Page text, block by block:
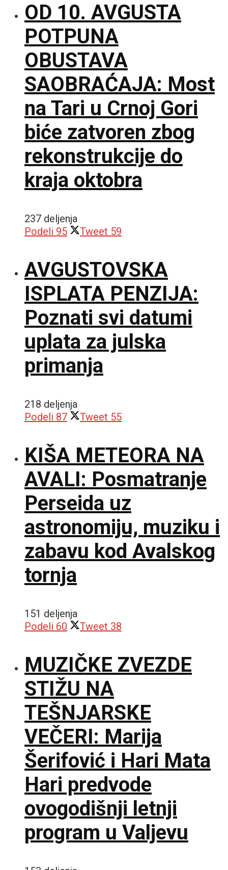
OD 10. AVGUSTA
POTPUNA
OBUSTAVA
SAOBRAĆAJA: Most
na Tari u Crnoj Gori
biće zatvoren zbog
rekonstrukcije do
kraja oktobra
237 deljenja
Podeli 95 Tweet 59
AVGUSTOVSKA
ISPLATA PENZIJA:
Poznati svi datumi
uplata za julska
primanja
218 deljenja
Podeli 87 Tweet 55
KIŠA METEORA NA
AVALI: Posmatranje
Perseida uz
astronomiju, muziku i
zabavu kod Avalskog
tornja
151 deljenja
Podeli 60 Tweet 38
MUZIČKE ZVEZDE
STIŽU NA
TEŠNJARSKE
VEČERI: Marija
Šerifović i Hari Mata
Hari predvode
ovogodišnji letnji
program u Valjevu